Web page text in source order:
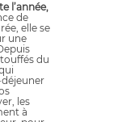
l’année,
de
elle se
une
du
les
à